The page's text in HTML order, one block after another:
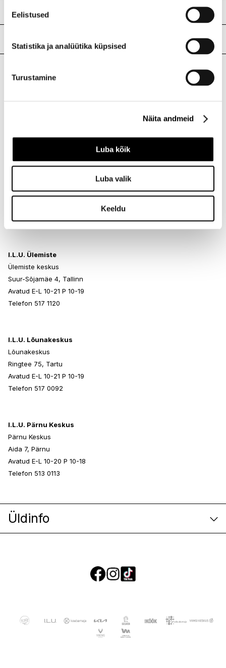
Eelistused
Statistika ja analüütika küpsised
Turustamine
Näita andmeid
Luba kõik
Luba valik
Keeldu
Meie poed
I.L.U. Rocca al Mare
Rocca al Mare Kaubanduskeskus
Paldiski mnt 102, Tallinn
Telefon 517 0401
I.L.U. Ülemiste
Ülemiste keskus
Suur-Sõjamäe 4, Tallinn
Avatud E-L 10-21 P 10-19
Telefon 517 1120
I.L.U. Lõunakeskus
Lõunakeskus
Ringtee 75, Tartu
Avatud E-L 10-21 P 10-19
Telefon 517 0092
I.L.U. Pärnu Keskus
Pärnu Keskus
Aida 7, Pärnu
Avatud E-L 10-20 P 10-18
Telefon 513 0113
Üldinfo